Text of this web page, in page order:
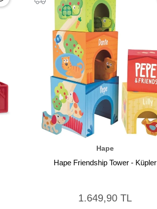
Hape
Hape Friendship Tower - Küpler
1.649,90 TL